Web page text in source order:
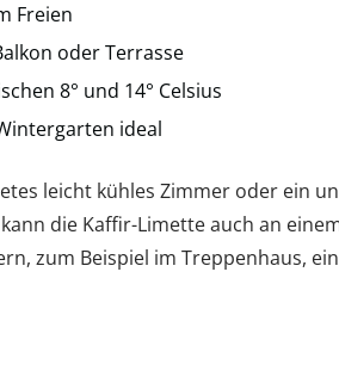
Freien
oder Terrasse
8° und 14° Celsius
ideal
leicht kühles Zimmer oder ein
die Kaffir-Limette auch an
zum Beispiel im Treppenhaus,